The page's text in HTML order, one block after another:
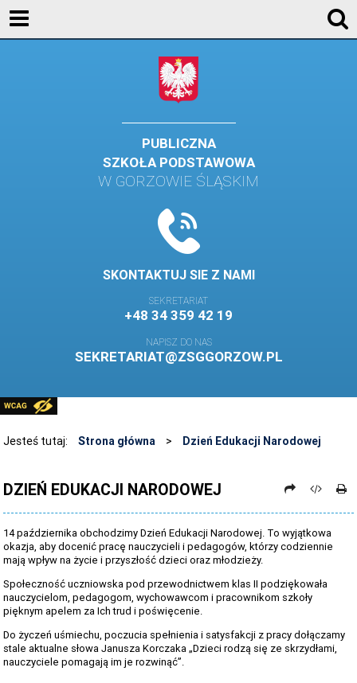
PUBLICZNA
SZKOŁA PODSTAWOWA
W GORZOWIE ŚLĄSKIM
SKONTAKTUJ SIE Z NAMI
SEKRETARIAT
+48 34 359 42 19
NAPISZ DO NAS
SEKRETARIAT@ZSGGORZOW.PL
PLIKI DO POBRANIA
LINKI
STOSOWANIE TECHNOLOGII TIK - TABLICA INTERAKTYWNA
Jesteś tutaj: Strona główna > Dzień Edukacji Narodowej
DZIEŃ EDUKACJI NARODOWEJ
14 października obchodzimy Dzień Edukacji Narodowej. To wyjątkowa
okazja, aby docenić pracę nauczycieli i pedagogów, którzy codziennie
mają wpływ na życie i przyszłość dzieci oraz młodzieży.
Społeczność uczniowska pod przewodnictwem klas II podziękowała
nauczycielom, pedagogom, wychowawcom i pracownikom szkoły
pięknym apelem za Ich trud i poświęcenie.
Do życzeń uśmiechu, poczucia spełnienia i satysfakcji z pracy dołączamy
stale aktualne słowa Janusza Korczaka „Dzieci rodzą się ze skrzydłami,
nauczyciele pomagają im je rozwinąć”.